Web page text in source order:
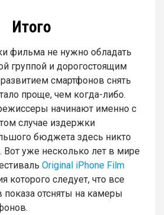
Итого
фильма не нужно обладать
группой и дорогостоящим
смартфонов снять
проще, чем когда-либо.
начинают именно с
случае издержки
бюджета здесь никто
Вот уже несколько лет в мире
Original iPhone Film
которого следует, что все
показа отсняты на камеры